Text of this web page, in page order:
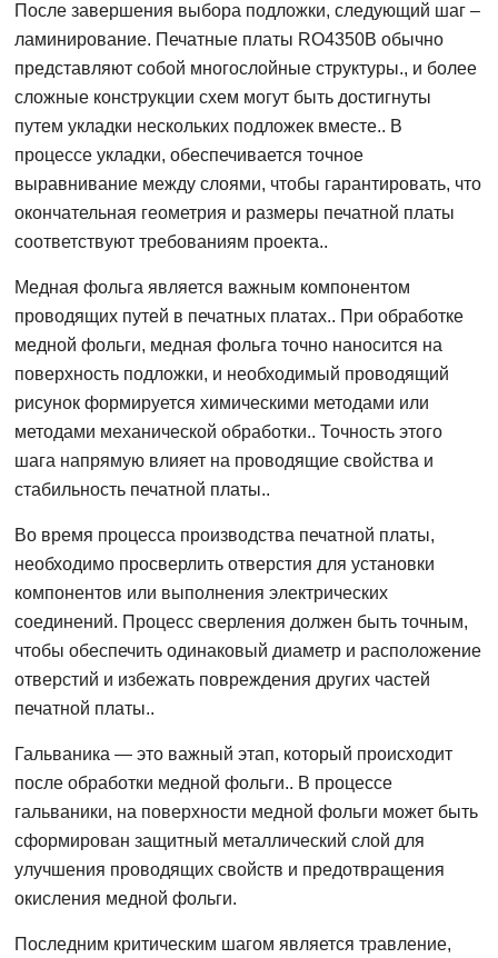
После завершения выбора подложки, следующий шаг –
ламинирование. Печатные платы RO4350B обычно
представляют собой многослойные структуры., и более
сложные конструкции схем могут быть достигнуты
путем укладки нескольких подложек вместе.. В
процессе укладки, обеспечивается точное
выравнивание между слоями, чтобы гарантировать, что
окончательная геометрия и размеры печатной платы
соответствуют требованиям проекта..
Медная фольга является важным компонентом
проводящих путей в печатных платах.. При обработке
медной фольги, медная фольга точно наносится на
поверхность подложки, и необходимый проводящий
рисунок формируется химическими методами или
методами механической обработки.. Точность этого
шага напрямую влияет на проводящие свойства и
стабильность печатной платы..
Во время процесса производства печатной платы,
необходимо просверлить отверстия для установки
компонентов или выполнения электрических
соединений. Процесс сверления должен быть точным,
чтобы обеспечить одинаковый диаметр и расположение
отверстий и избежать повреждения других частей
печатной платы..
Гальваника — это важный этап, который происходит
после обработки медной фольги.. В процессе
гальваники, на поверхности медной фольги может быть
сформирован защитный металлический слой для
улучшения проводящих свойств и предотвращения
окисления медной фольги.
Последним критическим шагом является травление,